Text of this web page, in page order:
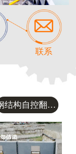

联系
钢结构自控翻板闸门